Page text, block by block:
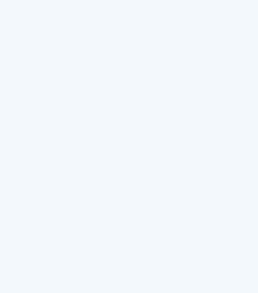
ちゅうかんきょうさくしょう)、⑩
う)、⑪多系統萎縮症(たけいとうい
尿病性神経障害、糖尿病性腎症及
うにょうびょうせいもうまくしょ
⑭閉塞性動脈硬化症(へいそくせい
ょう)、⑮慢性閉塞性肺疾患(まんせ
しっかん)、⑯両側の膝関節又は股
う変形性関節症
き
利用するには、要介護（要支援）認
。お住まいの市区町村の窓口で本人